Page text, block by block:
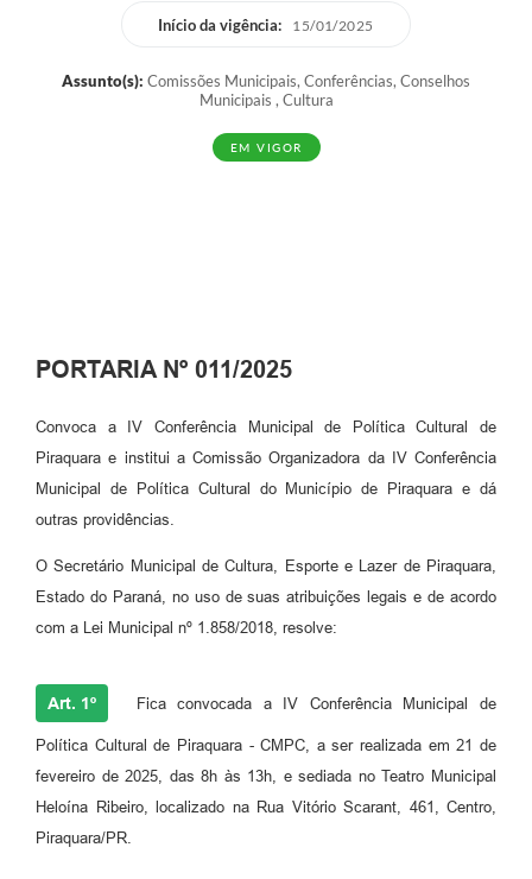
Início da vigência: 15/01/2025
Assunto(s): Comissões Municipais, Conferências, Conselhos
Municipais , Cultura
EM VIGOR
PORTARIA Nº 011/2025
Convoca a IV Conferência Municipal de Política Cultural de
Piraquara e institui a Comissão Organizadora da IV Conferência
Municipal de Política Cultural do Município de Piraquara e dá
outras providências.
O Secretário Municipal de Cultura, Esporte e Lazer de Piraquara,
Estado do Paraná, no uso de suas atribuições legais e de acordo
com a Lei Municipal nº 1.858/2018, resolve:
Art. 1º Fica convocada a IV Conferência Municipal de
Política Cultural de Piraquara - CMPC, a ser realizada em 21 de
fevereiro de 2025, das 8h às 13h, e sediada no Teatro Municipal
Heloína Ribeiro, localizado na Rua Vitório Scarant, 461, Centro,
Piraquara/PR.